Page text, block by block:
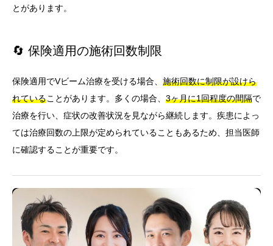
とがあります。
🔄 保険適用の施術回数制限
保険適用でVビーム治療を受ける場合、 施術回数に制限が設けら
れていることがあります。多くの場合、 3ヶ月に1回程度の間隔で
治療を行い、症状の改善状況を見ながら継続します。疾患によっ
ては治療回数の上限が定められていることもあるため、担当医師
に確認することが重要です。